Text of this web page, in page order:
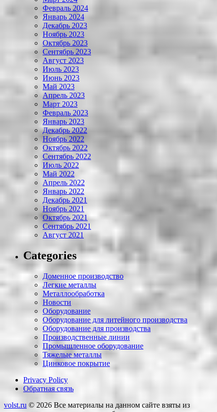
Февраль 2024
Январь 2024
Декабрь 2023
Ноябрь 2023
Октябрь 2023
Сентябрь 2023
Август 2023
Июль 2023
Июнь 2023
Май 2023
Апрель 2023
Март 2023
Февраль 2023
Январь 2023
Декабрь 2022
Ноябрь 2022
Октябрь 2022
Сентябрь 2022
Июль 2022
Май 2022
Апрель 2022
Январь 2022
Декабрь 2021
Ноябрь 2021
Октябрь 2021
Сентябрь 2021
Август 2021
Categories
Доменное производство
Легкие металлы
Металлообработка
Новости
Оборудование
Оборудование для литейного производства
Оборудование для производства
Производственные линии
Промышленное оборудование
Тяжелые металлы
Цинковое покрытие
Privacy Policy
Обратная связь
volst.ru © 2026 Все материалы на данном сайте взяты из